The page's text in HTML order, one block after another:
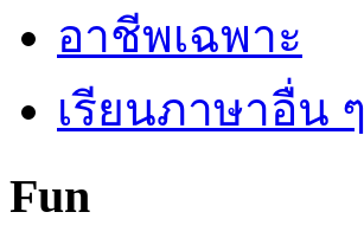
อาชีพเฉพาะ
เรียนภาษาอื่น ๆ
Fun